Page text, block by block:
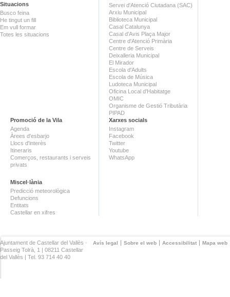
Situacions
Busco feina
He tingut un fill
Em vull formar
Totes les situacions
Servei d'Atenció Ciutadana (SAC)
Arxiu Municipal
Biblioteca Municipal
Casal Catalunya
Casal d'Avis Plaça Major
Centre d'Atenció Primària
Centre de Serveis
Deixalleria Municipal
El Mirador
Escola d'Adults
Escola de Música
Ludoteca Municipal
Oficina Local d'Habitatge
OMIC
Organisme de Gestió Tributària
PIPAD
Promoció de la Vila
Agenda
Àrees d'esbarjo
Llocs d'interès
Itineraris
Comerços, restaurants i serveis
privats
Miscel·lània
Predicció meteorològica
Defuncions
Entitats
Castellar en xifres
Xarxes socials
Instagram
Facebook
Twitter
Youtube
WhatsApp
Avís legal Sobre el web Accessibilitat Mapa web
Ajuntament de Castellar del Vallès ·
Passeig Tolrà, 1 | 08211 Castellar
del Vallès | Tel. 93 714 40 40